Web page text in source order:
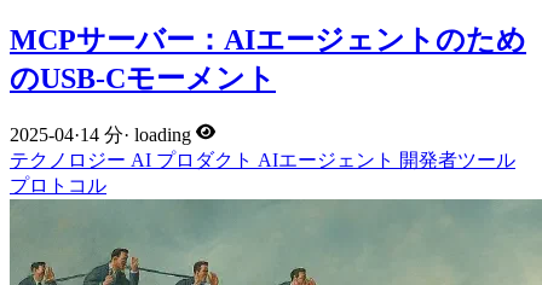
MCPサーバー：AIエージェントのため
のUSB-Cモーメント
2025-04·14 分· loading
テクノロジー AI プロダクト AIエージェント 開発者ツール
プロトコル